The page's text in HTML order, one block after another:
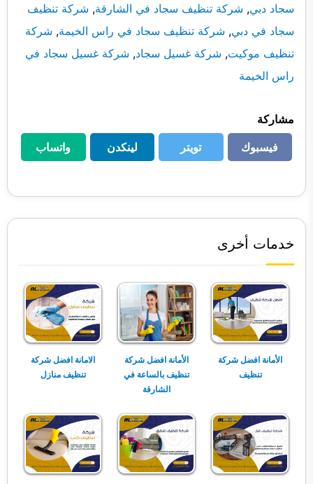
سجاد دبي, شركة تنظيف سجاد في الشارقة, شركة تنظيف
سجاد في دبي, شركة تنظيف سجاد في راس الخيمة, شركة
تنظيف موكيت, شركة غسيل سجاد, شركة غسيل سجاد في
راس الخيمة
مشاركة
فيسبوك
فيسبوك
تويتر
تويتر
لينكدن
لينكدن
واتساب
واتساب
خدمات أخرى
الأمانة افضل شركة
تنظيف
الأمانة افضل شركة
تنظيف بالساعة في
الشارقة
الامانة افضل شركة
تنظيف منازل